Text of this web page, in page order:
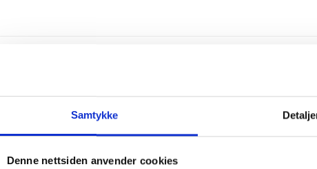
Samtykke
Denne nettsiden anvender cookies